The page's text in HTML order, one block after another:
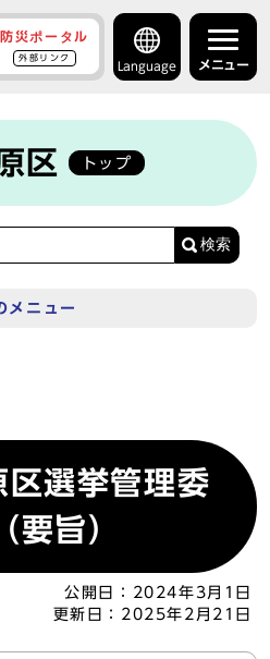
防災ポータル
外部リンク
Language メニュー
区 トップ
検索
メニュー
選挙管理委
要旨）
公開日：
2024年3月1日
更新日： 2025年2月21日